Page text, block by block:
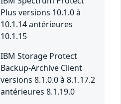
Plus versions 10.1.0 à
10.1.14 antérieures
10.1.15
IBM Storage Protect
Backup-Archive Client
versions 8.1.0.0 à 8.1.17.2
antérieures 8.1.19.0